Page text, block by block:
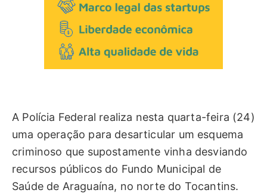
A Polícia Federal realiza nesta quarta-feira (24)
uma operação para desarticular um esquema
criminoso que supostamente vinha desviando
recursos públicos do Fundo Municipal de
Saúde de Araguaína, no norte do Tocantins.